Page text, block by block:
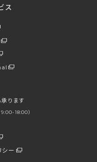
ス
ります
9:00-18:00）
シー